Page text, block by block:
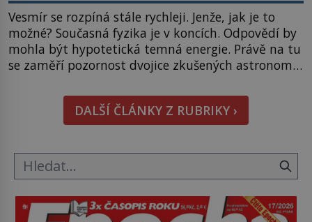
Vesmír se rozpíná stále rychleji. Jenže, jak je to
možné? Současná fyzika je v koncích. Odpovědí by
mohla být hypotetická temná energie. Právě na tu
se zaměří pozornost dvojice zkušených astronomů.
hmatatelnějšího. Naprosto rekordní kometu!
Astronomové Pedro Bernardinelli a Gary Bernstein
mravenčí prací zkoumají archivní snímky v rámci
DALŠÍ ČLÁNKY Z RUBRIKY ›